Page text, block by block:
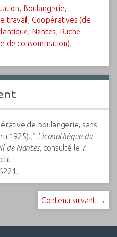
, Boulangerie,
travail, Coopératives (de
, Nantes, Ruche
de consommation),
de boulangerie, sans
1925).,” L'iconothèque du
de Nantes, consulté le 7
.
Contenu suivant →